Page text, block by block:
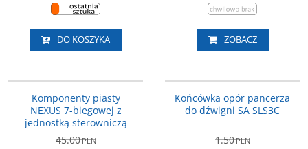
DO KOSZYKA ZOBACZ
Komponenty piasty
NEXUS 7-biegowej z
jednostką sterowniczą
45.00PLN
Końcówka opór pancerza
do dźwigni SA SLS3C
1.50PLN